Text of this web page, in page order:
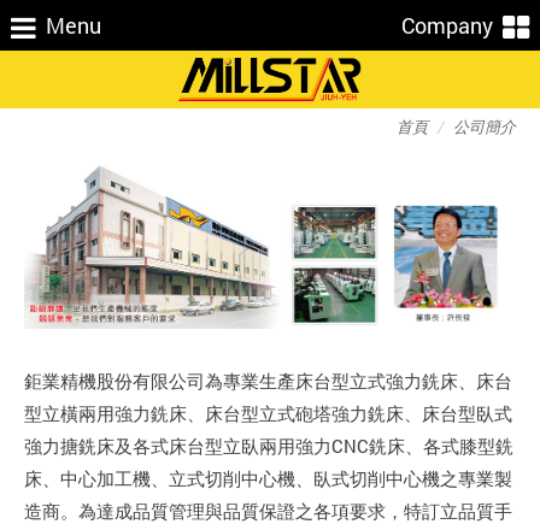
Menu Company
首頁 公司簡介
鉅業精機股份有限公司為專業生產床台型立式強力銑床、床台
型立橫兩用強力銑床、床台型立式砲塔強力銑床、床台型臥式
強力搪銑床及各式床台型立臥兩用強力CNC銑床、各式膝型銑
床、中心加工機、立式切削中心機、臥式切削中心機之專業製
造商。為達成品質管理與品質保證之各項要求，特訂立品質手